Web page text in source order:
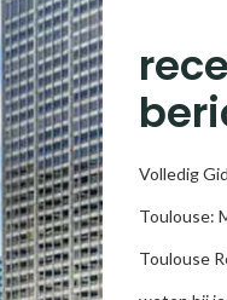
Volledig
Toulouse:
Toulouse